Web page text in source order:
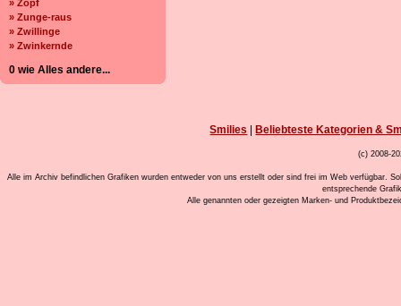
» Zopf
» Zunge-raus
» Zwillinge
» Zwinkernde
0 wie Alles andere...
Smilies Beliebteste Kategorien &
(c) 2008-
Alle im Archiv befindlichen Grafiken wurden entweder von uns erstellt oder sind frei im Web verfügbar.
entsprechende
Alle genannten oder gezeigten Marken- und